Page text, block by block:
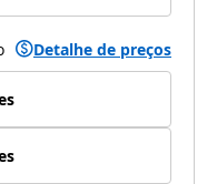
Detalhe de preços